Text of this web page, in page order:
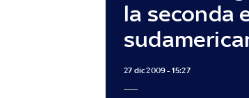
la seconda
27 dic 2009 - 15:27